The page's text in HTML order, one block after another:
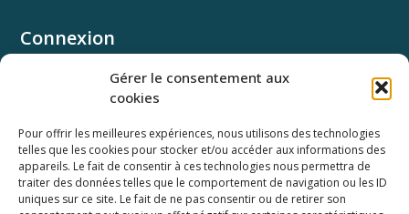
Gérer le consentement aux
cookies
Pour offrir les meilleures expériences, nous utilisons des technologies
telles que les cookies pour stocker et/ou accéder aux informations des
appareils. Le fait de consentir à ces technologies nous permettra de
traiter des données telles que le comportement de navigation ou les ID
uniques sur ce site. Le fait de ne pas consentir ou de retirer son
Ressources
Documentation SSO
Documentation API
Connexion
Univ.theia